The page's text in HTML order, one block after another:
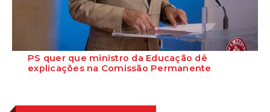
PS quer que ministro da Educação dê
explicações na Comissão Permanente